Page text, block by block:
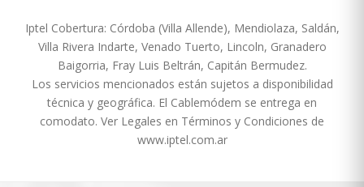
Iptel Cobertura: Córdoba (Villa Allende), Mendiolaza, Saldán,
Villa Rivera Indarte, Venado Tuerto, Lincoln, Granadero
Baigorria, Fray Luis Beltrán, Capitán Bermudez.
Los servicios mencionados están sujetos a disponibilidad
técnica y geográfica. El Cablemódem se entrega en
comodato. Ver Legales en Términos y Condiciones de
www.iptel.com.ar